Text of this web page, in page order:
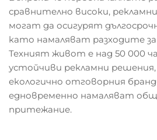
сравнително високи,
могат да осигурят
като намаляват разходите
Техният живот е над 50 000
устойчиви рекламни
екологично отговорния
едновременно намаляват
притежание.